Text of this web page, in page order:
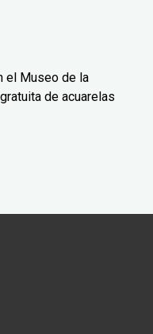
el Museo de la
de acuarelas